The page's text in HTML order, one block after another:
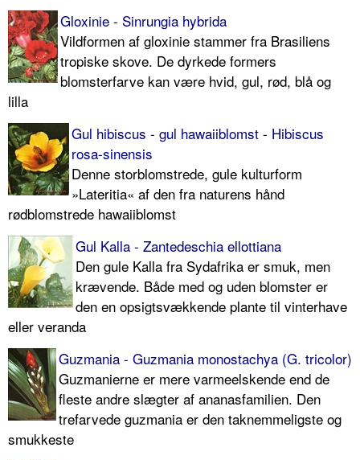
Gloxinie - Sinrungia hybrida
Vildformen af gloxinie stammer fra Brasiliens
tropiske skove. De dyrkede formers
blomsterfarve kan være hvid, gul, rød, blå og
lilla
Gul hibiscus - gul hawaiiblomst - Hibiscus
rosa-sinensis
Denne storblomstrede, gule kulturform
»Lateritia« af den fra naturens hånd
rødblomstrede hawaiiblomst
Gul Kalla - Zantedeschia ellottiana
Den gule Kalla fra Sydafrika er smuk, men
krævende. Både med og uden blomster er
den en opsigtsvækkende plante til vinterhave
eller veranda
Guzmania - Guzmania monostachya (G. tricolor)
Guzmanierne er mere varmeelskende end de
fleste andre slægter af ananasfamilien. Den
trefarvede guzmania er den taknemmeligste og
smukkeste